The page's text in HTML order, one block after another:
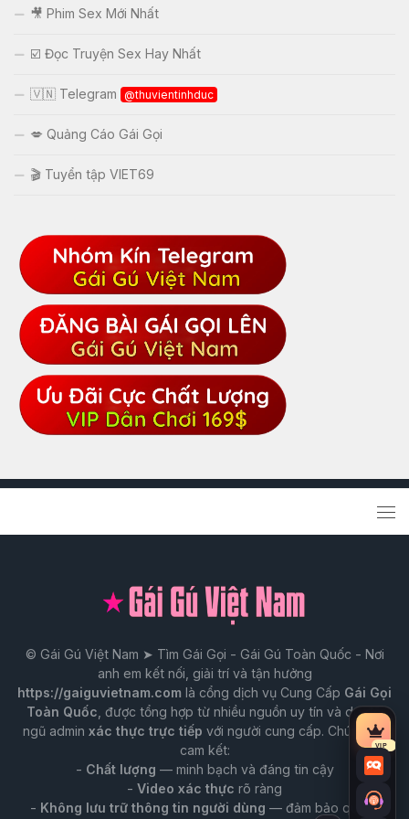
🎥 Phim Sex Mới Nhất
☑️ Đọc Truyện Sex Hay Nhất
🇻🇳 Telegram @thuvientinhduc
💋 Quảng Cáo Gái Gọi
🎬 Tuyển tập VIET69
© Gái Gú Việt Nam ➤ Tìm Gái Gọi - Gái Gú Toàn Quốc - Nơi
anh em kết nối, giải trí và tận hưởng
https://gaiguvietnam.com là cổng dịch vụ Cung Cấp Gái Gọi
Toàn Quốc , được tổng hợp từ nhiều nguồn uy tín và do đội
ngũ admin xác thực trực tiếp với người cung cấp. Chúng tôi
cam kết:
- Chất lượng — minh bạch và đáng tin cậy
- Video xác thực rõ ràng
- Không lưu trữ thông tin người dùng — đảm bảo quyền
VIP
Tài
VIP
Trò